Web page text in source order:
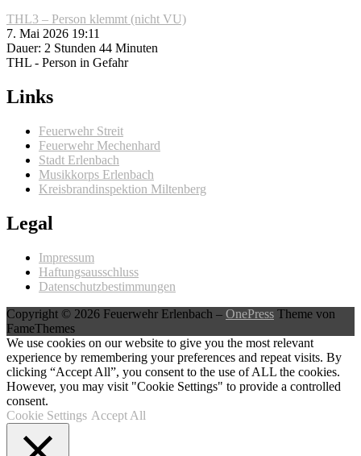
THL3 – Person klemmt (nicht VU)
7. Mai 2026 19:11
Dauer: 2 Stunden 44 Minuten
THL - Person in Gefahr
Links
Feuerwehr Streit
Feuerwehr Mechenhard
Stadt Erlenbach
Musikkorps Erlenbach
Kreisbrandinspektion Miltenberg
Legal
Impressum
Haftungsausschluss
Datenschutzbestimmungen
Copyright © 2026 Feuerwehr Erlenbach – OnePress Theme von
FameThemes
We use cookies on our website to give you the most relevant
experience by remembering your preferences and repeat visits. By
clicking “Accept All”, you consent to the use of ALL the cookies.
However, you may visit "Cookie Settings" to provide a controlled
consent.
Cookie Settings Accept All